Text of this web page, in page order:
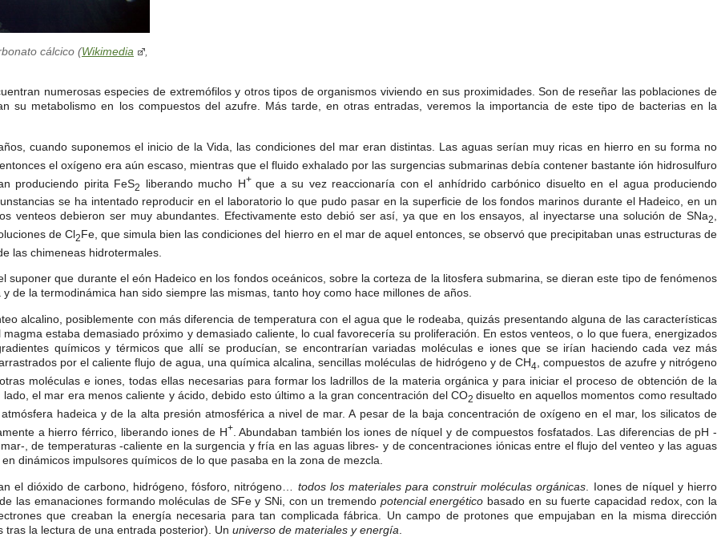
cálcico (Wikimedia
numerosas especies de extremófilos y otros tipos de organismos viviendo en sus proximidades. Son de reseñar las poblaciones de
su metabolismo en los compuestos del azufre. Más tarde, en otras entradas, veremos la importancia de este tipo de bacterias en la
cuando suponemos el inicio de la Vida, las condiciones del mar eran distintas. Las aguas serían muy ricas en hierro en su forma no
el oxígeno era aún escaso, mientras que el fluido exhalado por las surgencias submarinas debía contener bastante ión hidrosulfuro
produciendo pirita FeS2 liberando mucho H+ que a su vez reaccionaría con el anhídrido carbónico disuelto en el agua produciendo
se ha intentado reproducir en el laboratorio lo que pudo pasar en la superficie de los fondos marinos durante el Hadeico, en un
venteos debieron ser muy abundantes. Efectivamente esto debió ser así, ya que en los ensayos, al inyectarse una solución de SNa2,
de Cl2Fe, que simula bien las condiciones del hierro en el mar de aquel entonces, se observó que precipitaban unas estructuras de
las chimeneas hidrotermales.
suponer que durante el eón Hadeico en los fondos oceánicos, sobre la corteza de la litosfera submarina, se dieran este tipo de fenómenos
de la termodinámica han sido siempre las mismas, tanto hoy como hace millones de años.
alcalino, posiblemente con más diferencia de temperatura con el agua que le rodeaba, quizás presentando alguna de las características
estaba demasiado próximo y demasiado caliente, lo cual favorecería su proliferación. En estos venteos, o lo que fuera, energizados
químicos y térmicos que allí se producían, se encontrarían variadas moléculas e iones que se irían haciendo cada vez más
por el caliente flujo de agua, una química alcalina, sencillas moléculas de hidrógeno y de CH4 , compuestos de azufre y nitrógeno
moléculas e iones, todas ellas necesarias para formar los ladrillos de la materia orgánica y para iniciar el proceso de obtención de la
el mar era menos caliente y ácido, debido esto último a la gran concentración del CO2disuelto en aquellos momentos como resultado
hadeica y de la alta presión atmosférica a nivel de mar. A pesar de la baja concentración de oxígeno en el mar, los silicatos de
a hierro férrico, liberando iones de H+. Abundaban también los iones de níquel y de compuestos fosfatados. Las diferencias de pH -
, de temperaturas -caliente en la surgencia y fría en las aguas libres- y de concentraciones iónicas entre el flujo del venteo y las aguas
dinámicos impulsores químicos de lo que pasaba en la zona de mezcla.
el dióxido de carbono, hidrógeno, fósforo, nitrógeno… todos los materiales para construir moléculas orgánicas . Iones de níquel y hierro
las emanaciones formando moléculas de SFe y SNi, con un tremendo potencial energético basado en su fuerte capacidad redox, con la
que creaban la energía necesaria para tan complicada fábrica. Un campo de protones que empujaban en la misma dirección
la lectura de una entrada posterior). Un universo de materiales y energía